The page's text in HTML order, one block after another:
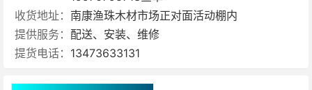
收货地址： 南康渔珠木材市场正对面活动棚内
提供服务： 配送、安装、维修
提货电话： 13473633131